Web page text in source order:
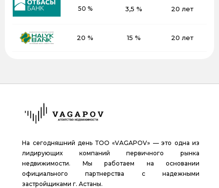
50 % 3,5 % 20 лет
20 % 15 % 20 лет
На сегодняшний день ТОО «VAGAPOV» — это одна из
лидирующих компаний первичного рынка
недвижимости. Мы работаем на основании
официального партнерства с надежными
застройщиками г. Астаны.